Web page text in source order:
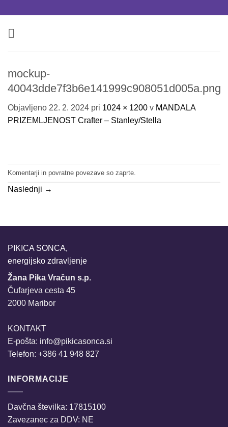
vsebino
mockup-
40043dde7f3b6e141999c908051d005a.png
Objavljeno 22. 2. 2024 pri 1024 × 1200 v MANDALA
PRIZEMLJENOST Crafter – Stanley/Stella
Komentarji in povratne povezave so zaprte.
Naslednji →
PIKICA SONCA,
energijsko zdravljenje
Žana Pika Vračun s.p.
Čufarjeva cesta 45
2000 Maribor
KONTAKT
E-pošta: info@pikicasonca.si
Telefon: +386 41 948 827
INFORMACIJE
Davčna številka: 17815100
Zavezanec za DDV: NE